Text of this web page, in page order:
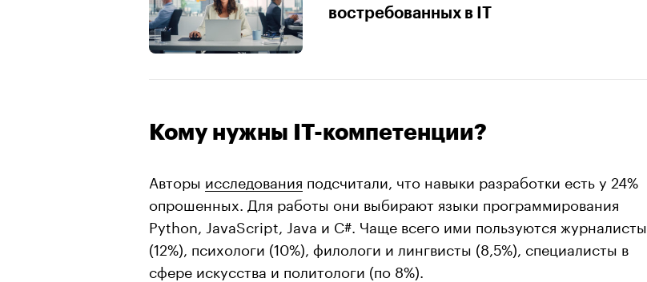
востребованных в IT
Кому нужны IT-компетенции?
Авторы исследования подсчитали, что навыки разработки есть у 24%
опрошенных. Для работы они выбирают языки программирования
Python, JavaScript, Java и C#. Чаще всего ими пользуются журналисты
(12%), психологи (10%), филологи и лингвисты (8,5%), специалисты в
сфере искусства и политологи (по 8%).